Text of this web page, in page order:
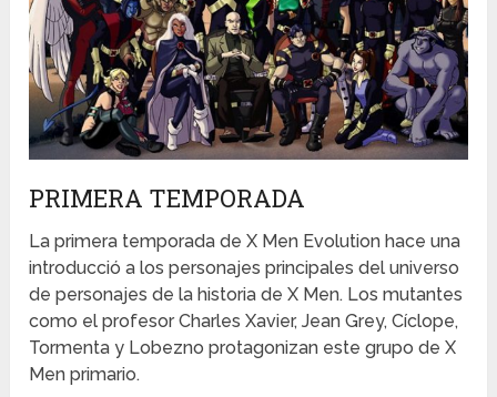
PRIMERA TEMPORADA
La primera temporada de X Men Evolution hace una
introducció a los personajes principales del universo
de personajes de la historia de X Men. Los mutantes
como el profesor Charles Xavier, Jean Grey, Cíclope,
Tormenta y Lobezno protagonizan este grupo de X
Men primario.